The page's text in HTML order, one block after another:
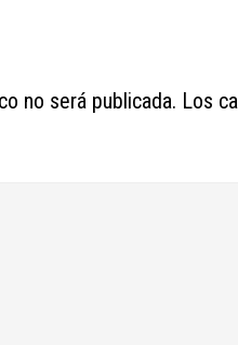
no será publicada. Los